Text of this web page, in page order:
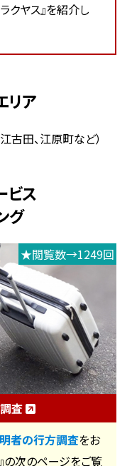
クヤス』を紹介し
リア
古田、江原町など）
ビス
グ
★閲覧数→1249回
調査
者の行方調査をお
の次のページをご覧